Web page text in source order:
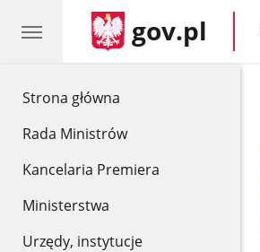
Strona główna
Rada Ministrów
Kancelaria Premiera
Ministerstwa
Urzędy, instytucje
gov.pl